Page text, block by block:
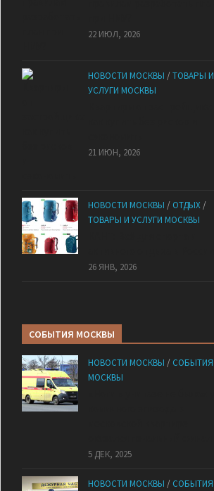
22 ИЮЛ, 2026
НОВОСТИ МОСКВЫ /ТОВАРЫ И
УСЛУГИ МОСКВЫ
21 ИЮН, 2026
НОВОСТИ МОСКВЫ / ОТДЫХ /
ТОВАРЫ И УСЛУГИ МОСКВЫ
26 ЯНВ, 2026
СОБЫТИЯ МОСКВЫ
НОВОСТИ МОСКВЫ / СОБЫТИЯ
МОСКВЫ
5 ДЕК, 2025
НОВОСТИ МОСКВЫ / СОБЫТИЯ